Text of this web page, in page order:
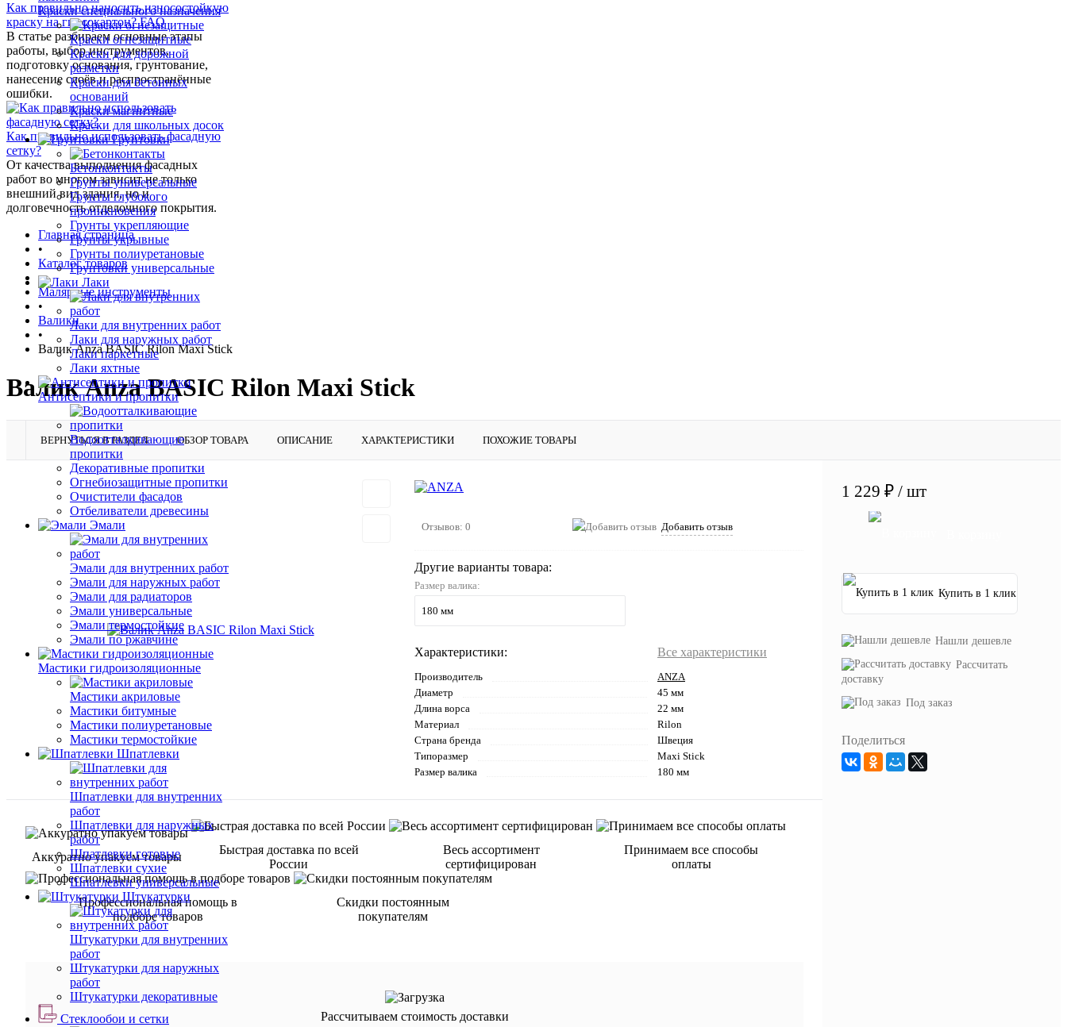
Краски специального назначения
Краски огнезащитные
Краски для дорожной
разметки
Краски для бетонных
оснований
Краски магнитные
Краски для школьных досок
Грунтовки
Бетонконтакты
Грунты универсальные
Грунты глубокого
проникновения
Грунты укрепляющие
Грунты укрывные
Грунты полиуретановые
Грунтовки универсальные
Лаки
Лаки для внутренних работ
Лаки для наружных работ
Лаки паркетные
Лаки яхтные
Антисептики и пропитки
Водоотталкивающие
пропитки
Декоративные пропитки
Огнебиозащитные пропитки
Очистители фасадов
Отбеливатели древесины
Эмали
Эмали для внутренних работ
Эмали для наружных работ
Эмали для радиаторов
Эмали универсальные
Эмали термостойкие
Эмали по ржавчине
Мастики гидроизоляционные
Мастики акриловые
Мастики битумные
Мастики полиуретановые
Мастики термостойкие
Шпатлевки
Шпатлевки для внутренних
работ
Шпатлевки для наружных
работ
Шпатлевки готовые
Шпатлевки сухие
Шпатлевки универсальные
Штукатурки
Штукатурки для внутренних
работ
Штукатурки для наружных
работ
Штукатурки декоративные
Стеклообои и сетки
Как правильно наносить износостойкую
краску на гипсокартон? FAQ
В статье разбираем основные этапы
работы, выбор инструментов,
подготовку основания, грунтование,
нанесение слоёв и распространённые
ошибки.
Как правильно использовать фасадную
сетку?
От качества выполнения фасадных
работ во многом зависит не только
внешний вид здания, но и
долговечность отделочного покрытия.
Главная страница
•
Каталог товаров
•
Малярные инструменты
•
Валики
•
Валик Anza BASIC Rilon Maxi Stick
Валик Anza BASIC Rilon Maxi Stick
ВЕРНУТЬСЯ В РАЗДЕЛ ОБЗОР ТОВАРА ОПИСАНИЕ ХАРАКТЕРИСТИКИ ПОХОЖИЕ ТОВАРЫ
Отзывов: 0 Добавить отзыв
Другие варианты товара:
Размер валика:
180 мм
Характеристики: Все характеристики
Производитель
ANZA
Диаметр
45 мм
Длина ворса
22 мм
Материал
Rilon
Страна бренда
Швеция
Типоразмер
Maxi Stick
Размер валика
180 мм
Аккуратно упакуем товары
Быстрая доставка по всей
России
Весь ассортимент
сертифицирован
Принимаем все способы
оплаты
Профессиональная помощь в
подборе товаров
Скидки постоянным
покупателям
Рассчитываем стоимость доставки
1 229 ₽ / шт
Купить в 1 клик
Нашли дешевле
Рассчитать
доставку
Под заказ
Поделиться